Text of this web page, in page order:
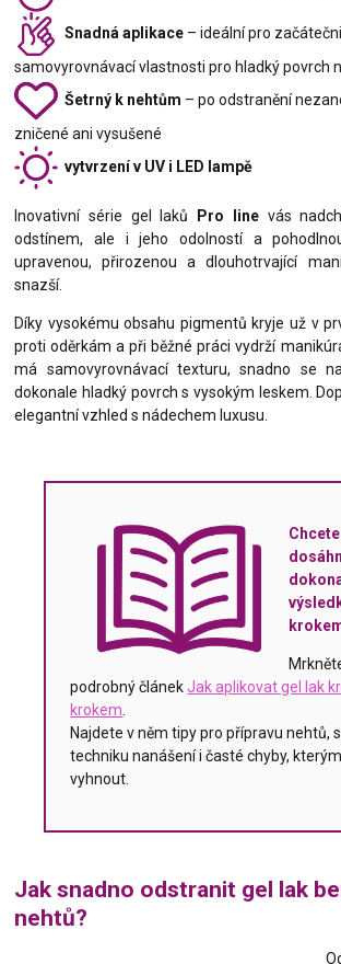
Snadná aplikace – ideální pro
samovyrovnávací vlastnosti pro hladký povrch
Šetrný k nehtům – po odstranění
zničené ani vysušené
vytvrzení v UV i LED lampě
Inovativní série gel laků Pro linevás
odstínem, ale i jeho odolností a
upravenou, přirozenou a dlouhotrvající
snazší.
Díky vysokému obsahu pigmentů kryje už v
proti oděrkám a při běžné práci vydrží
má samovyrovnávací texturu, snadno se
dokonale hladký povrch s vysokým leskem.
elegantní vzhled s nádechem luxusu.
podrobný článekJak aplikovat gel lak
krokem.
Najdete v něm tipy pro přípravu nehtů,
techniku nanášení i časté chyby,
vyhnout.
Jak snadno odstranit gel lak
nehtů?